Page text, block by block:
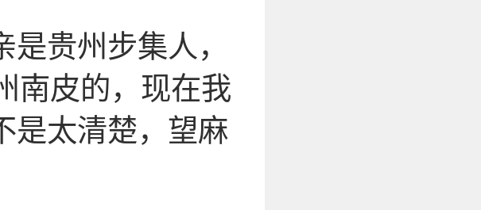
贵州步集人，
南皮的，现在我
是太清楚，望麻